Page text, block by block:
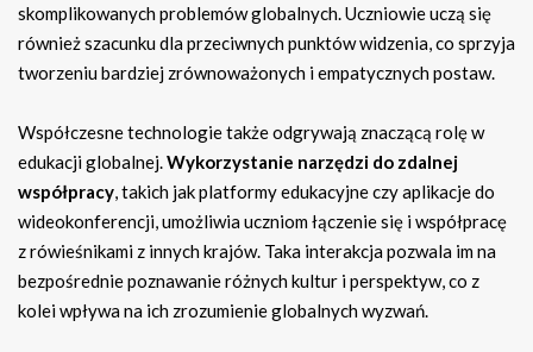
skomplikowanych problemów globalnych. Uczniowie uczą się
również szacunku dla przeciwnych punktów widzenia, co sprzyja
tworzeniu bardziej zrównoważonych i empatycznych postaw.
Współczesne technologie także odgrywają znaczącą rolę w
edukacji globalnej.Wykorzystanie narzędzi do zdalnej
współpracy, takich jak platformy edukacyjne czy aplikacje do
wideokonferencji, umożliwia uczniom łączenie się i współpracę
z rówieśnikami z innych krajów. Taka interakcja pozwala im na
bezpośrednie poznawanie różnych kultur i perspektyw, co z
kolei wpływa na ich zrozumienie globalnych wyzwań.